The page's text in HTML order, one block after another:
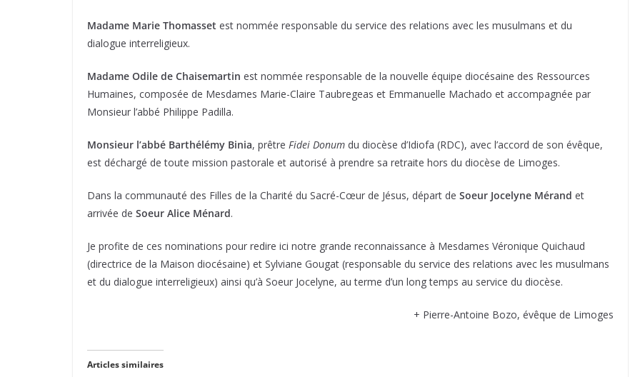
Madame Marie Thomasset est nommée responsable du service des relations avec les musulmans et du
dialogue interreligieux.
Madame Odile de Chaisemartin est nommée responsable de la nouvelle équipe diocésaine des Ressources
Humaines, composée de Mesdames Marie-Claire Taubregeas et Emmanuelle Machado et accompagnée par
Monsieur l’abbé Philippe Padilla.
Monsieur l’abbé Barthélémy Binia, prêtre Fidei Donum du diocèse d’Idiofa (RDC), avec l’accord de son évêque,
est déchargé de toute mission pastorale et autorisé à prendre sa retraite hors du diocèse de Limoges.
Dans la communauté des Filles de la Charité du Sacré-Cœur de Jésus, départ de Soeur Jocelyne Mérand et
arrivée de Soeur Alice Ménard.
Je profite de ces nominations pour redire ici notre grande reconnaissance à Mesdames Véronique Quichaud
(directrice de la Maison diocésaine) et Sylviane Gougat (responsable du service des relations avec les musulmans
et du dialogue interreligieux) ainsi qu’à Soeur Jocelyne, au terme d’un long temps au service du diocèse.
+ Pierre-Antoine Bozo, évêque de Limoges
Articles similaires